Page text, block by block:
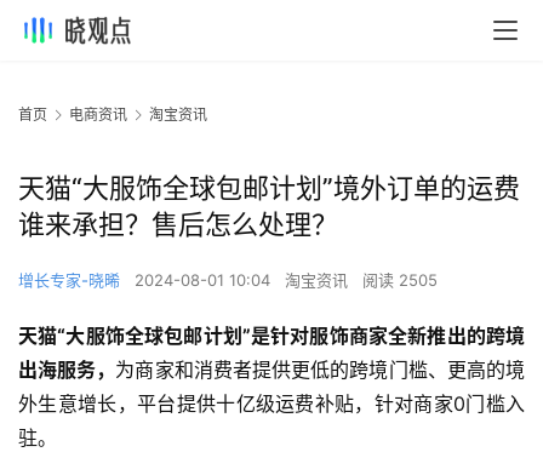
首页 电商资讯 淘宝资讯
天猫“大服饰全球包邮计划”境外订单的运费
谁来承担？售后怎么处理？
增长专家-晓晞 2024-08-01 10:04 淘宝资讯 阅读 2505
天猫“大服饰全球包邮计划”是针对服饰商家全新推出的跨境
出海服务， 为商家和消费者提供更低的跨境门槛、更高的境
外生意增长，平台提供十亿级运费补贴，针对商家0门槛入
驻。